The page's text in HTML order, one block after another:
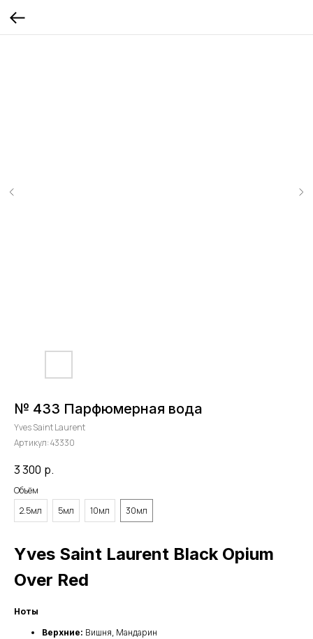
№ 433 Парфюмерная вода
Yves Saint Laurent
Артикул:43330
3 300 р.
Объём
2.5мл
5мл 10мл 30мл
Yves Saint Laurent Black Opium
Over Red
Ноты
Верхние: Вишня, Мандарин